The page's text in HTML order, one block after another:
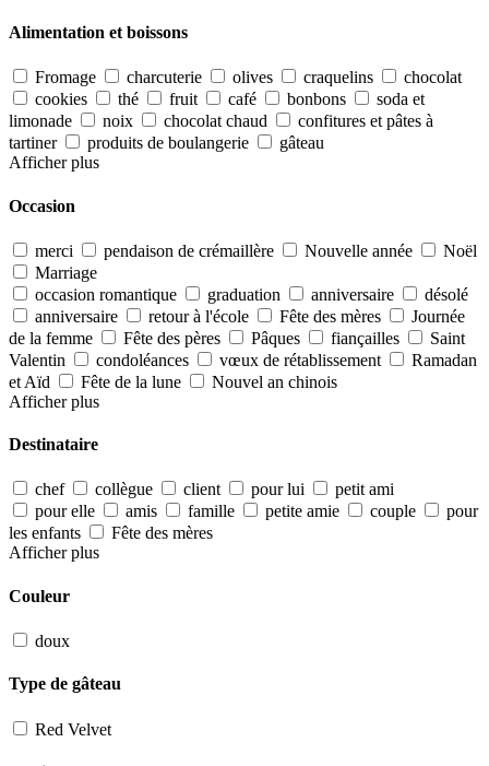
Alimentation et boissons
Fromage charcuterie olives craquelins
chocolat
cookies
thé fruit café bonbons
soda et
limonade
noix chocolat chaud
confitures et pâtes à
tartiner
produits de boulangerie
gâteau
Afficher plus
Occasion
merci pendaison de crémaillère Nouvelle année
Noël
Marriage
occasion romantique
graduation anniversaire
désolé
anniversaire
retour à l'école Fête des mères
Journée
de la femme
Fête des pères Pâques fiançailles
Saint
Valentin
condoléances vœux de rétablissement
Ramadan
et Aïd
Fête de la lune
Nouvel an chinois
Afficher plus
Destinataire
chef collègue client pour lui
petit ami
pour elle
amis famille petite amie couple
pour
les enfants
Fête des mères
Afficher plus
Couleur
doux
Type de gâteau
Red Velvet